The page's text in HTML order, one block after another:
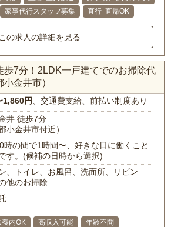
家事代行スタッフ募集 直行･直帰OK
この求人の詳細を見る
歩7分！2LDK一戸建てでのお掃除代
金井市）
1,860円 、交通費支給、前払い制度あり
井 徒歩7分
小金井市付近）
時の間で1時間〜、好きな日に働くこと
す。(候補の日時から選択)
、トイレ、お風呂、洗面所、リビン
他のお掃除
養内OK 高収入可能
年齢不問